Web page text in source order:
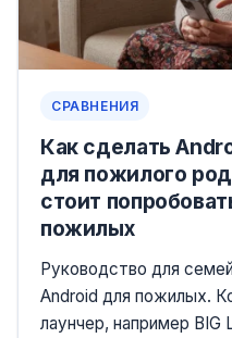
СРАВНЕНИЯ
Как сделать
для пожилого
стоит
пожилых
Руководство для
Android для пожилых.
лаунчер, например BIG